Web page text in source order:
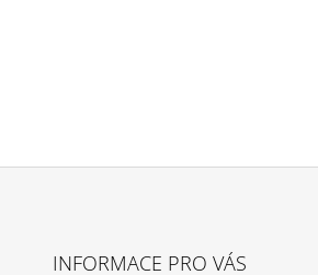
INFORMACE PRO VÁS